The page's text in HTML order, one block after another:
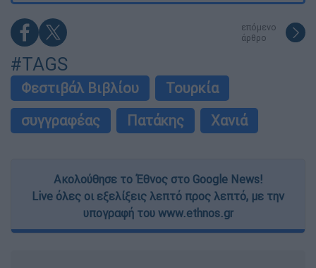
επόμενο
άρθρο
#TAGS
Φεστιβάλ Βιβλίου
Τουρκία
συγγραφέας
Πατάκης Χανιά
Ακολούθησε το Έθνος στο Google News!
Live όλες οι εξελίξεις λεπτό προς λεπτό, με την
υπογραφή του www.ethnos.gr